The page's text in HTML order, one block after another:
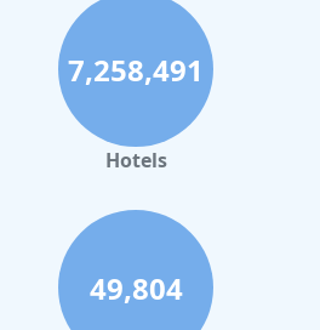
7,258,491
Hotels
49,804